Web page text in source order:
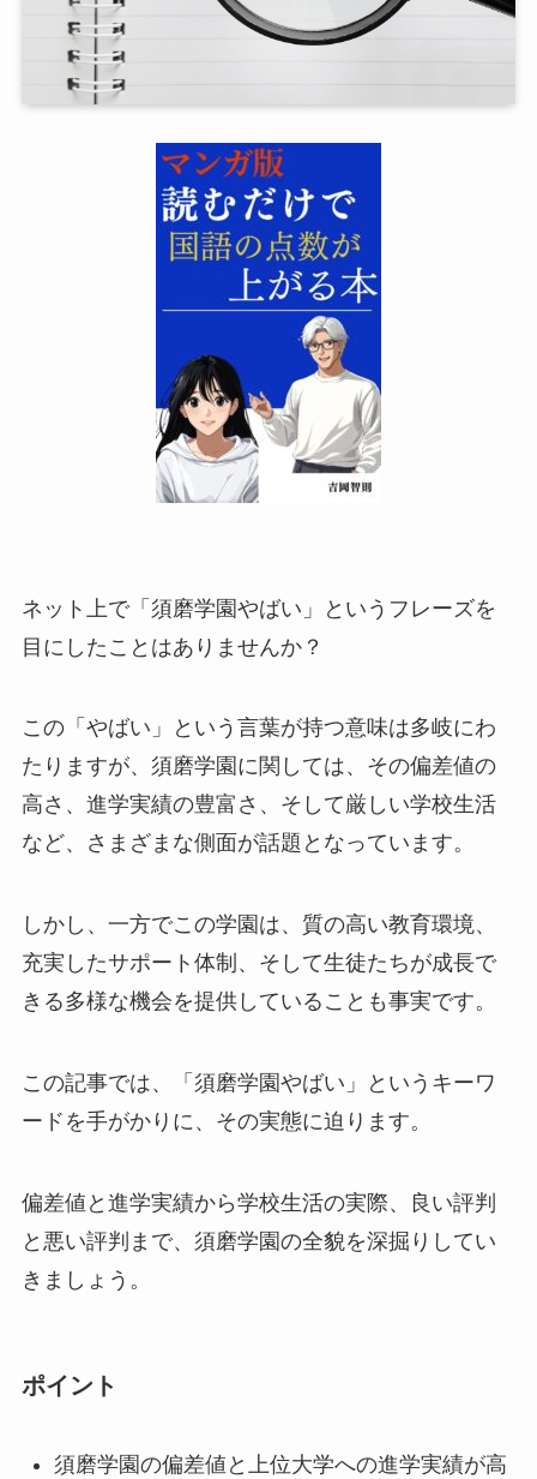
ネット上で「須磨学園やばい」というフレーズを
目にしたことはありませんか？
この「やばい」という言葉が持つ意味は多岐にわ
たりますが、須磨学園に関しては、その偏差値の
高さ、進学実績の豊富さ、そして厳しい学校生活
など、さまざまな側面が話題となっています。
しかし、一方でこの学園は、質の高い教育環境、
充実したサポート体制、そして生徒たちが成長で
きる多様な機会を提供していることも事実です。
この記事では、「須磨学園やばい」というキーワ
ードを手がかりに、その実態に迫ります。
偏差値と進学実績から学校生活の実際、良い評判
と悪い評判まで、須磨学園の全貌を深掘りしてい
きましょう。
ポイント
須磨学園の偏差値と上位大学への進学実績が高